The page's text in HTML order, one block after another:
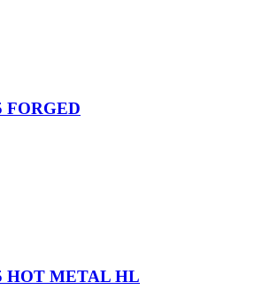
FORGED
HOT METAL HL